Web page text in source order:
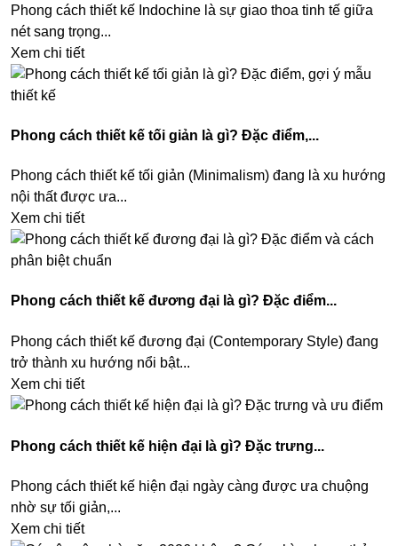
Phong cách thiết kế Indochine là sự giao thoa tinh tế giữa
nét sang trọng...
Xem chi tiết
Phong cách thiết kế tối giản là gì? Đặc điểm,...
Phong cách thiết kế tối giản (Minimalism) đang là xu hướng
nội thất được ưa...
Xem chi tiết
Phong cách thiết kế đương đại là gì? Đặc điểm...
Phong cách thiết kế đương đại (Contemporary Style) đang
trở thành xu hướng nổi bật...
Xem chi tiết
Phong cách thiết kế hiện đại là gì? Đặc trưng...
Phong cách thiết kế hiện đại ngày càng được ưa chuộng
nhờ sự tối giản,...
Xem chi tiết